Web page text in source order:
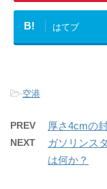
B! はてブ
-空港
PREV 厚さ4cmの
NEXT
ガソリンス
は何か？